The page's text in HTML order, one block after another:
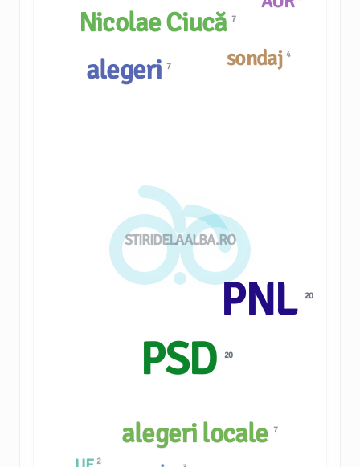
STIRIDELAALBA.RO
2
alegeri7
PNL20
alegeri locale 7
PSD20
Nicolae Ciucă7
sondaj4